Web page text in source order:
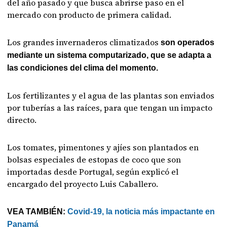
del año pasado y que busca abrirse paso en el
mercado con producto de primera calidad.
Los grandes invernaderos climatizadosson operados
mediante un sistema computarizado, que se adapta a
las condiciones del clima del momento.
Los fertilizantes y el agua de las plantas son enviados
por tuberías a las raíces, para que tengan un impacto
directo.
Los tomates, pimentones y ajíes son plantados en
bolsas especiales de estopas de coco que son
importadas desde Portugal, según explicó el
encargado del proyecto Luis Caballero.
VEA TAMBIÉN:Covid-19, la noticia más impactante en
Panamá